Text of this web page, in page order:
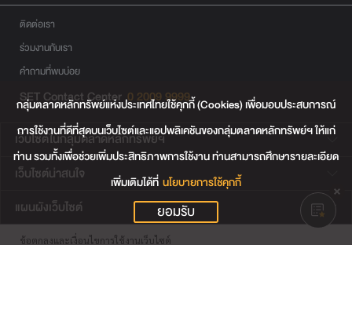
ติดต่อเรา
ร่วมงานกับเรา
คำถามที่พบบ่อย
SET Contact Center 0 2009 9999
เว็บไซต์ในกลุ่มตลาดหลักทรัพย์ฯ
เว็บไซต์น่าสนใจ
แผนผังเว็บไซต์
ข้อตกลงและเงื่อนไขการใช้งานเว็บไซต์
กลุ่มตลาดหลักทรัพย์แห่งประเทศไทยใช้คุกกี้ (Cookies) เพื่อมอบประสบการณ์
การใช้งานที่ดีที่สุดบนเว็บไซต์และแอปพลิเคชันของกลุ่มตลาดหลักทรัพย์ฯ ให้แก่
ท่าน รวมทั้งเพื่อช่วยเพิ่มประสิทธิภาพการใช้งาน ท่านสามารถศึกษารายละเอียด
เพิ่มเติมได้ที่ นโยบายการใช้คุกกี้
ยอมรับ